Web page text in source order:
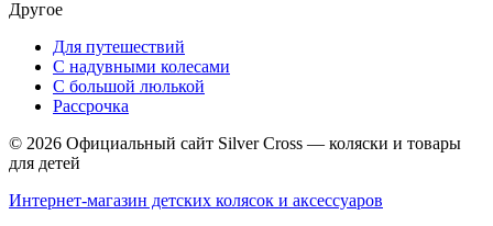
Другое
Для путешествий
С надувными колесами
С большой люлькой
Рассрочка
© 2026 Официальный сайт Silver Cross — коляски и товары
для детей
Интернет-магазин детских колясок и аксессуаров